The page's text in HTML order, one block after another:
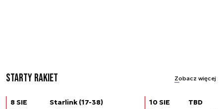
Starty rakiet Zobacz więcej
8 SIE
Starlink (17-38)
10 SIE
TBD